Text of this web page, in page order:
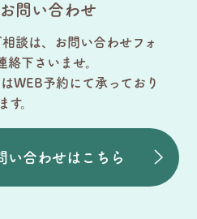
問い合わせ
談は、お問い合わせフォ
絡下さいませ。
WEB予約にて承っており
ます。
い合わせはこちら